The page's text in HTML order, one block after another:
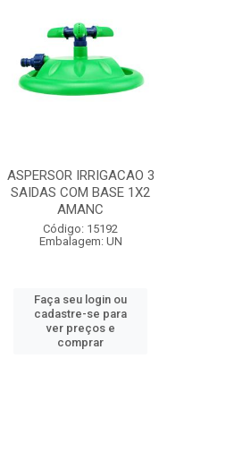
ASPERSOR IRRIGACAO 3
SAIDAS COM BASE 1X2
AMANC
Código: 15192
Embalagem: UN
Faça seu login ou
cadastre-se para
ver preços e
comprar